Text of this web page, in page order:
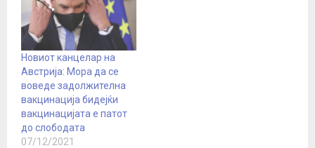
заклучувањето ја
ограничи слободата на
движење на
невакцинираните на
неколку недели. Тие
можеа да одат само во
продавници за храна,
аптеки, пошти,…
Новиот канцелар на
Австрија: Мора да се
воведе задолжителна
вакцинација бидејќи
вакцинацијата е патот
до слободата
07/12/2021